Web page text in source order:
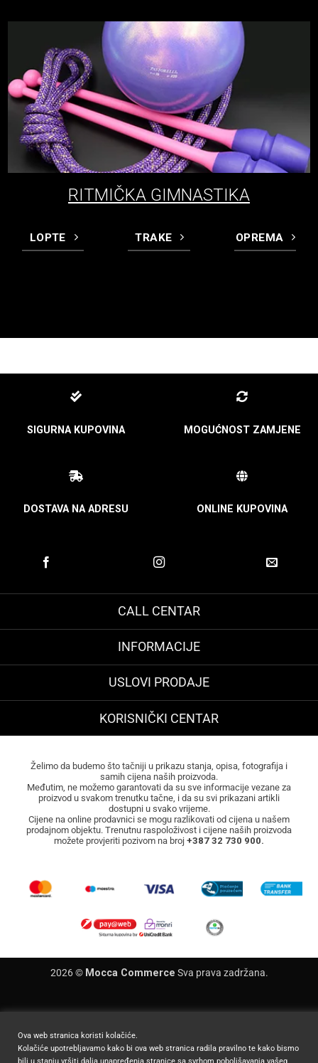
RITMIČKA GIMNASTIKA
LOPTE TRAKE OPREMA
SIGURNA KUPOVINA MOGUĆNOST ZAMJENE
DOSTAVA NA ADRESU ONLINE KUPOVINA
CALL CENTAR
INFORMACIJE
USLOVI PRODAJE
KORISNIČKI CENTAR
Želimo da budemo što tačniji u prikazu stanja, opisa, fotografija i
samih cijena naših proizvoda.
Međutim, ne možemo garantovati da su sve informacije vezane za
proizvod u svakom trenutku tačne, i da su svi prikazani artikli
dostupni u svako vrijeme.
Cijene na online prodavnici se mogu razlikovati od cijena u našem
prodajnom objektu. Trenutnu raspoloživost i cijene naših proizvoda
možete provjeriti pozivom na broj +387 32 730 900.
2026 © Mocca Commerce Sva prava zadržana.
Ova web stranica koristi kolačiće.
Kolačiće upotrebljavamo kako bi ova web stranica radila pravilno te kako bismo